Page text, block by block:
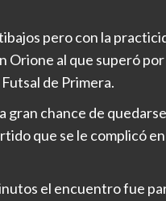
pero con la
Orione al que superó
de Primera.
gran chance de
que se le complicó
el encuentro fue